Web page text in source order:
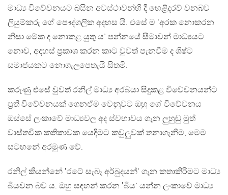
මාධ්‍ය විවේචනයට බසින අවස්ථාවන්හි දී හෙළිදරව් වනබව
ලියුම්කරු ගේ පෞද්ගලික අදහස යි. එසේ ම ‛අරක නොකරන
නිසා මේක ද නොකළ යුතු ය’ පන්නයේ සීමාවන් මාධ්‍යයට
නොව, අදහස් ප්‍රකාශ කරන කාට වුවත් පැනවීම ද ශිෂ්ට
සමාජයකට නොගැලපෙතැයි සිතමි.
කරුණු එසේ වුවත් රනිල් මාධ්‍ය අරබයා සිදුකළ විවේචනයන්ට
ප්‍රති විවේචනයක් ගෙනඒම වෙනුවට ඔහු ගේ විවේචනය
ඔස්සේ ලංකාවේ මාධ්‍යවල අද ස්වභාවය ගැන ලුහුඬු මුත්
වාස්තවික කතිකාවක යෙදීමට කවුලුවක් තනාගැනීම, මෙම
සටහනේ අරමුණ වේ.
රනිල් කියන්නේ ‛රටේ සැබෑ අර්බුදයන්’ ගැන කතාකිරීමට මාධ්‍ය
බියවන බව ය. ඔහු සඳහන් කරන ‛බිය’ යන්න ලංකාවේ මාධ්‍ය